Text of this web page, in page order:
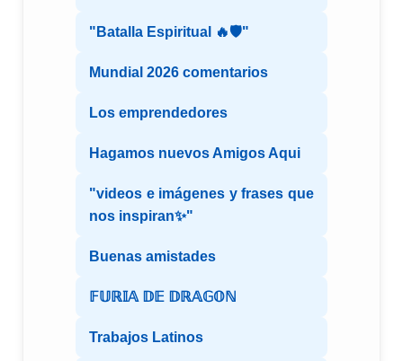
"Batalla Espiritual 🔥🛡️"
Mundial 2026 comentarios
Los emprendedores
Hagamos nuevos Amigos Aqui
"videos e imágenes y frases que
nos inspiran✨"
Buenas amistades
𝔽𝕌ℝ𝕀𝔸 𝔻𝔼 𝔻ℝ𝔸𝔾𝕆ℕ
Trabajos Latinos